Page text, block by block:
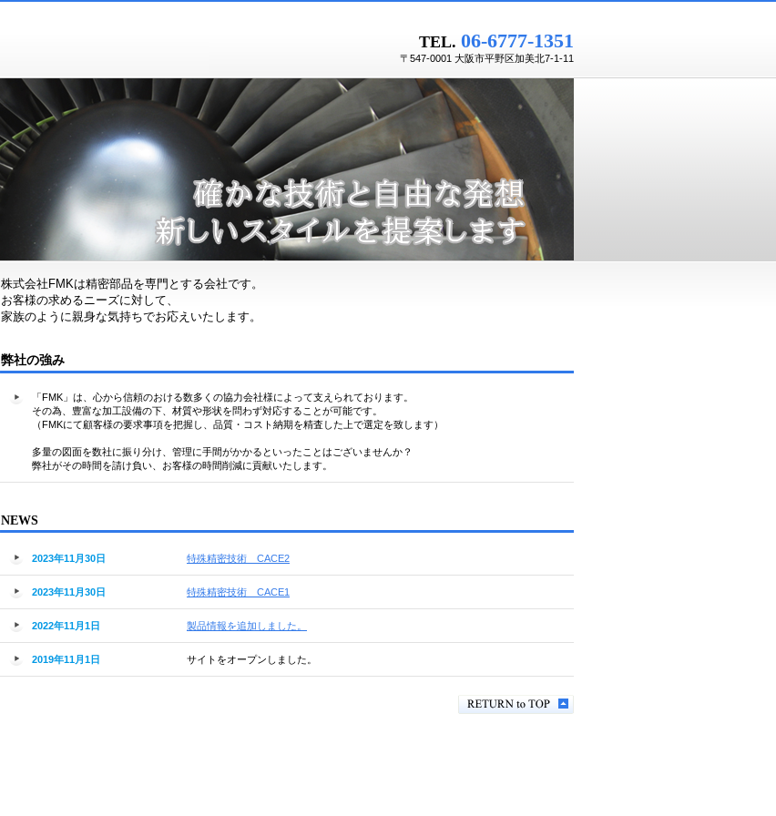
TEL. 06-6777-1351
〒547-0001 大阪市平野区加美北7-1-11
株式会社FMKは精密部品を専門とする会社です。
お客様の求めるニーズに対して、
家族のように親身な気持ちでお応えいたします。
弊社の強み
「FMK」は、心から信頼のおける数多くの協力会社様によって支えられております。
その為、豊富な加工設備の下、材質や形状を問わず対応することが可能です。
（FMKにて顧客様の要求事項を把握し、品質・コスト納期を精査した上で選定を致します）
多量の図面を数社に振り分け、管理に手間がかかるといったことはございませんか？
弊社がその時間を請け負い、お客様の時間削減に貢献いたします。
NEWS
2023年11月30日 特殊精密技術 CACE2
2023年11月30日 特殊精密技術 CACE1
2022年11月1日 製品情報を追加しました。
2019年11月1日 サイトをオープンしました。